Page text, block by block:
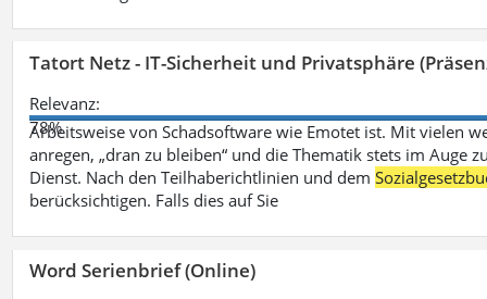
Tatort Netz - IT-Sicherheit und Privatsphäre
Relevanz:
78%
Arbeitsweise von Schadsoftware wie Emotet ist. Mit vielen
anregen, „dran zu bleiben“ und die Thematik stets im
Dienst. Nach den Teilhaberichtlinien und dem
berücksichtigen. Falls dies auf Sie
Word Serienbrief (Online)